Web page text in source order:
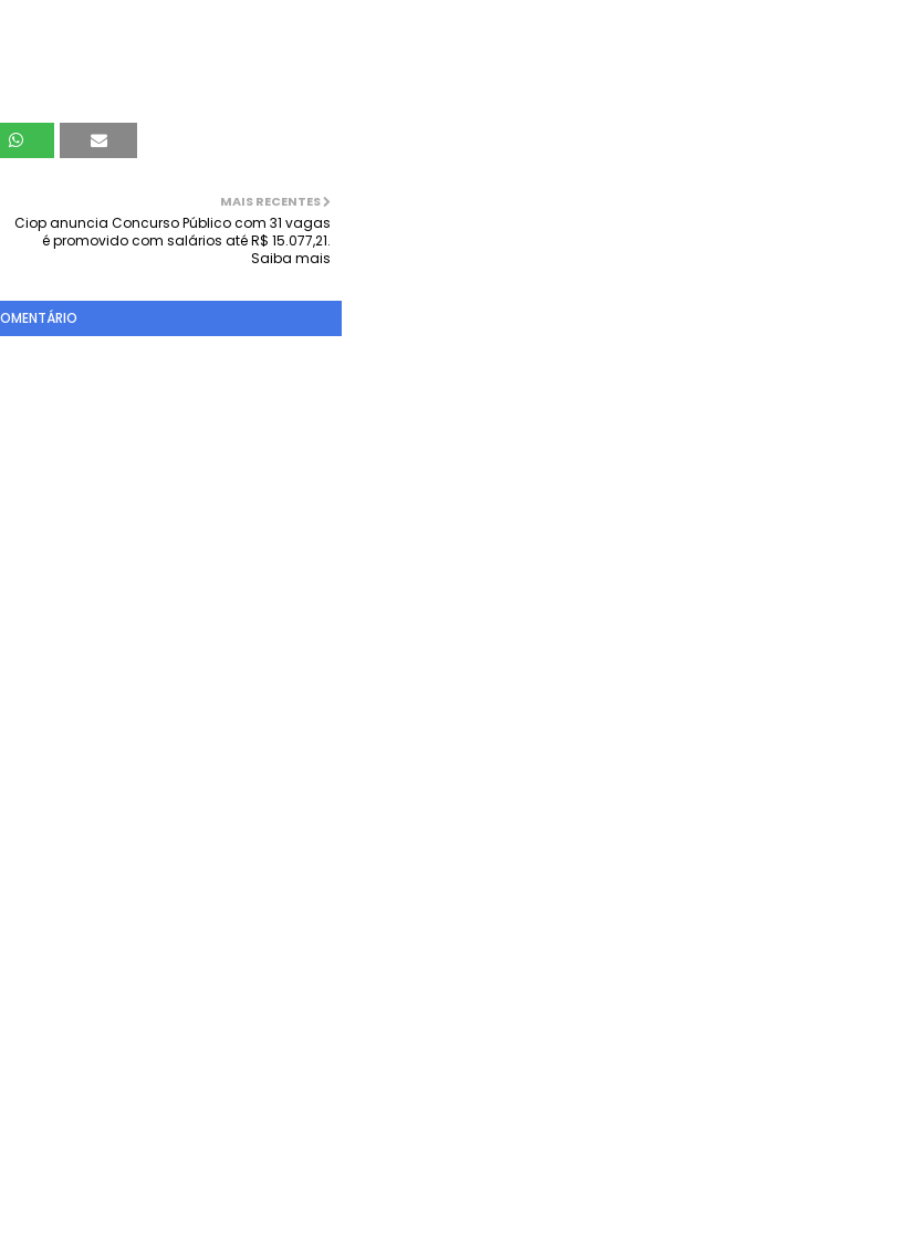
MAIS RECENTES
Ciop anuncia Concurso Público com 31 vagas
é promovido com salários até R$ 15.077,21.
Saiba mais